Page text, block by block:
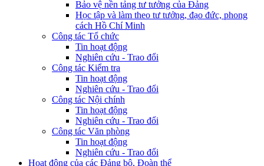
Bảo vệ nền tảng tư tưởng của Đảng
Học tập và làm theo tư tưởng, đạo đức, phong
cách Hồ Chí Minh
Công tác Tổ chức
Tin hoạt động
Nghiên cứu - Trao đổi
Công tác Kiểm tra
Tin hoạt động
Nghiên cứu - Trao đổi
Công tác Nội chính
Tin hoạt động
Nghiên cứu - Trao đổi
Công tác Văn phòng
Tin hoạt động
Nghiên cứu - Trao đổi
Hoạt động của các Đảng bộ, Đoàn thể